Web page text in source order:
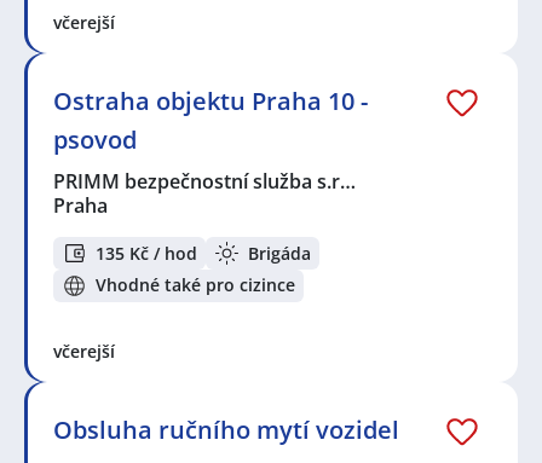
včerejší
Ostraha objektu Praha 10 -
psovod
PRIMM bezpečnostní služba s.r…
Praha
135 Kč / hod
Brigáda
Vhodné také pro cizince
včerejší
Obsluha ručního mytí vozidel